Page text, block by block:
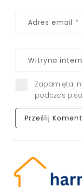
Zapamiętaj
podczas